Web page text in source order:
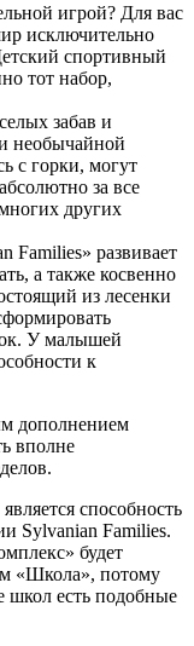
игрой? Для вас
исключительно
спортивный
тот набор,
забав и
необычайной
с горки, могут
за все
других
Families» развивает
а также косвенно
из лесенки
У малышей
к
дополнением
вполне
способность
Sylvanian Families.
будет
«Школа», потому
школ есть подобные